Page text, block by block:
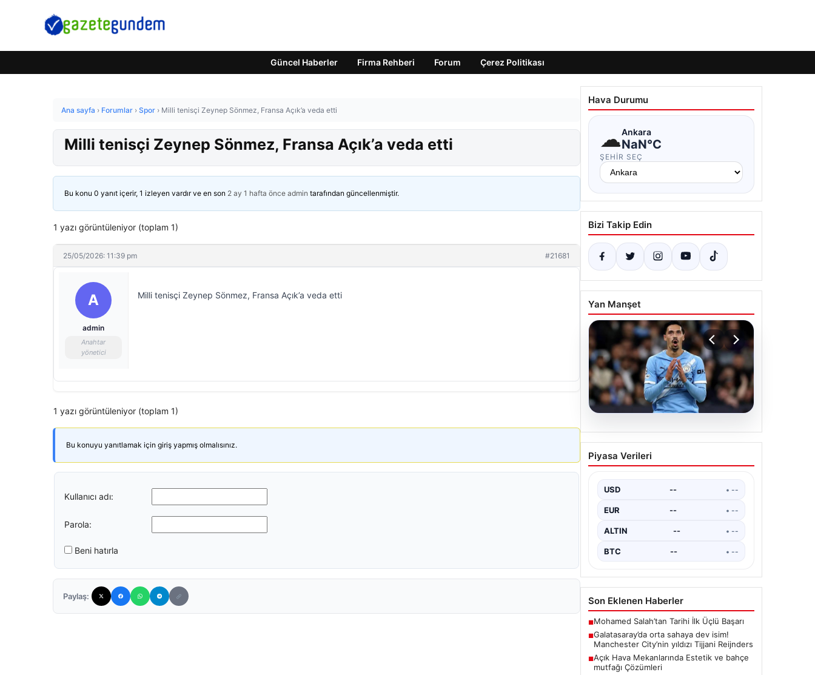
Güncel Haberler Firma Rehberi Forum Çerez Politikası
Ana sayfa › Forumlar › Spor › Milli tenisçi Zeynep Sönmez, Fransa Açık’a veda etti
Milli tenisçi Zeynep Sönmez, Fransa Açık’a veda etti
Bu konu 0 yanıt içerir, 1 izleyen vardır ve en son 2 ay 1 hafta önce admin tarafından güncellenmiştir.
1 yazı görüntüleniyor (toplam 1)
25/05/2026: 11:39 pm #21681
A
admin
Anahtar
yönetici
Milli tenisçi Zeynep Sönmez, Fransa Açık’a veda etti
1 yazı görüntüleniyor (toplam 1)
Bu konuyu yanıtlamak için giriş yapmış olmalısınız.
Kullanıcı adı:
Parola:
Beni hatırla
Paylaş:
Hava Durumu
☁Ankara
NaN°C
ŞEHIR SEÇ
Bizi Takip Edin
Yan Manşet
04.08.2026
Galatasaray’da orta
sahaya dev isim!
yıldızı Tijjani Reijnders
Piyasa Verileri
USD -- • --
EUR -- • --
ALTIN -- • --
BTC -- • --
Son Eklenen Haberler
■Mohamed Salah’tan Tarihi İlk Üçlü Başarı
■Galatasaray’da orta sahaya dev isim!
Manchester City’nin yıldızı Tijjani Reijnders
■Açık Hava Mekanlarında Estetik ve bahçe
mutfağı Çözümleri